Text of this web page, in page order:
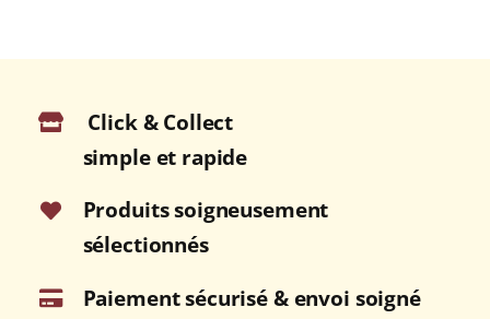
Click & Collect
simple et rapide
Produits soigneusement
sélectionnés
Paiement sécurisé & envoi soigné